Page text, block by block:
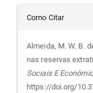
do
artigo
Como Citar
Almeida, M. W. B.
nas reservas
Sociais E
https://doi.org/